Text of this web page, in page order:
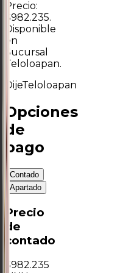
Precio:
$982.235.
Disponible
en
Sucursal
Teloloapan.
DijeTeloloapan
Opciones
de
pago
Contado
Apartado
Precio
de
contado
$982.235